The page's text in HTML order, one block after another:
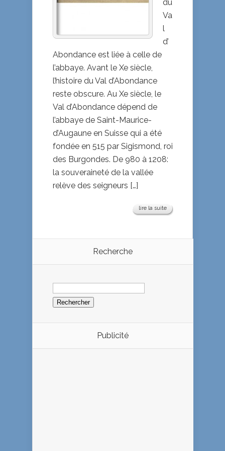
du
Va
l
d’
Abondance est liée à celle de
l’abbaye. Avant le Xe siècle,
l’histoire du Val d’Abondance
reste obscure. Au Xe siècle, le
Val d’Abondance dépend de
l’abbaye de Saint-Maurice-
d’Augaune en Suisse qui a été
fondée en 515 par Sigismond, roi
des Burgondes. De 980 à 1208:
la souveraineté de la vallée
relève des seigneurs […]
lire la suite
Recherche
Rechercher :
Publicité